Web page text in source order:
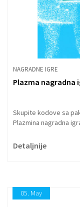
NAGRADNE IGRE
Plazma nagradna
Skupite kodove sa
Plazmina nagradna
Detaljnije
05. May